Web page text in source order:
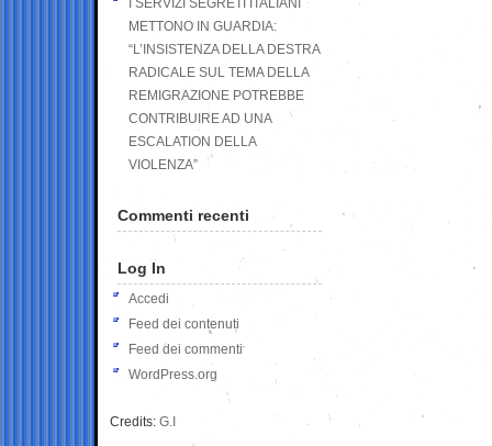
I SERVIZI SEGRETI ITALIANI
METTONO IN GUARDIA:
“L’INSISTENZA DELLA DESTRA
RADICALE SUL TEMA DELLA
REMIGRAZIONE POTREBBE
CONTRIBUIRE AD UNA
ESCALATION DELLA
VIOLENZA”
Commenti recenti
Log In
Accedi
Feed dei contenuti
Feed dei commenti
WordPress.org
Credits: G.I